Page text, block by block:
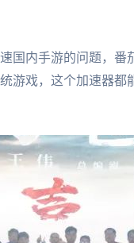
国内手游的问题，
游戏，这个加速器